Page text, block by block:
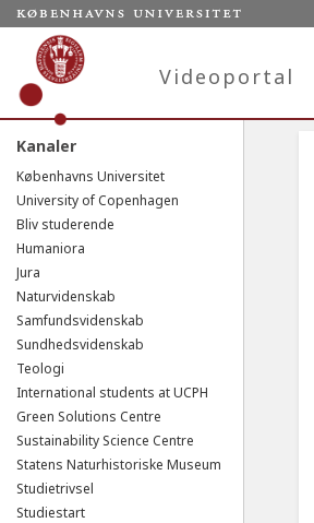
Videoportal
Kanaler
Københavns Universitet
University of Copenhagen
Bliv studerende
Humaniora
Jura
Naturvidenskab
Samfundsvidenskab
Sundhedsvidenskab
Teologi
International students at UCPH
Green Solutions Centre
Sustainability Science Centre
Statens Naturhistoriske Museum
Studietrivsel
Studiestart